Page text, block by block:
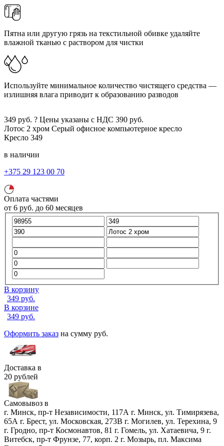
Пятна или другую грязь на текстильной обивке удаляйте
влажной тканью с раствором для чистки
Используйте минимальное количество чистящего средства —
излишняя влага приводит к образованию разводов
349 руб. ? Цены указаны с НДС 390 руб.
Лотос 2 хром Серый офисное компьютерное кресло
Кресло 349
в наличии
+375 29 123 00 70
Оплата частями
от 6 руб. до 60 месяцев
В корзину
349 руб.
В корзине
349 руб.
Оформить заказ на сумму руб.
Доставка в
20 рублей
Самовывоз в
г. Минск, пр-т Независимости, 117А г. Минск, ул. Тимирязева,
65А г. Брест, ул. Московская, 273В г. Могилев, ул. Терехина, 9
г. Гродно, пр-т Космонавтов, 81 г. Гомель, ул. Хатаевича, 9 г.
Витебск, пр-т Фрунзе, 77, корп. 2 г. Мозырь, пл. Максима